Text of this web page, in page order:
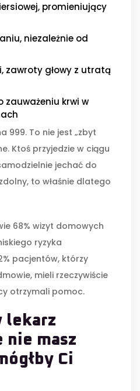
promieniujący
niezależnie od
zawroty głowy z utratą
zauważeniu krwi w
999. To nie jest „zbyt
Ktoś przyjedzie w ciągu
jechać do
to właśnie dlatego
68% wizyt domowych
ryzyka
pacjentów, którzy
mieli rzeczywiście
otrzymali pomoc.
lekarz
nie masz
Ci